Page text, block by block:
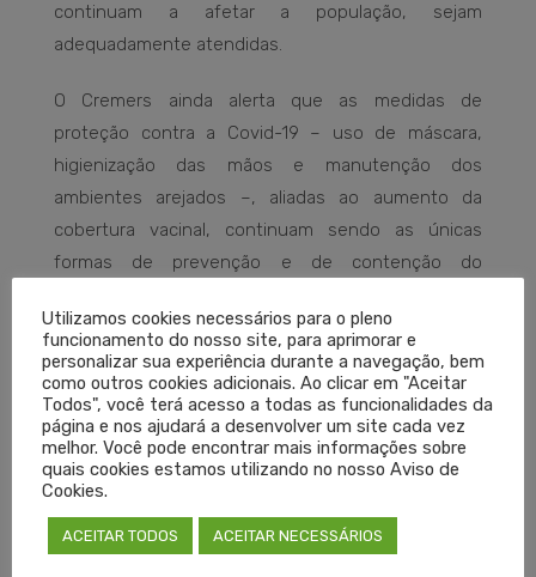
continuam a afetar a população, sejam
adequadamente atendidas.
O Cremers ainda alerta que as medidas de
proteção contra a Covid-19 – uso de máscara,
higienização das mãos e manutenção dos
ambientes arejados –, aliadas ao aumento da
cobertura vacinal, continuam sendo as únicas
formas de prevenção e de contenção do
Porto Alegre, 20 de dezembro de 2021.
Conselho Regional de Medicina do Estado do Rio
Grande do Sul (Cremers)
ANVISA
POSICIONAMENTO ANVISA VACINA VACINAÇÃO
Utilizamos cookies necessários para o pleno
funcionamento do nosso site, para aprimorar e
personalizar sua experiência durante a navegação, bem
como outros cookies adicionais. Ao clicar em "Aceitar
Todos", você terá acesso a todas as funcionalidades da
página e nos ajudará a desenvolver um site cada vez
melhor. Você pode encontrar mais informações sobre
quais cookies estamos utilizando no nosso Aviso de
Cookies.
ACEITAR TODOS ACEITAR NECESSÁRIOS